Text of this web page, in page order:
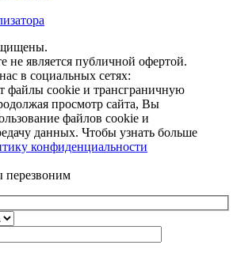
не является публичной офертой.
в социальных сетях:
файлы cookie и трансграничную
просмотр сайта, Вы
файлов cookie и
данных. Чтобы узнать больше
конфиденциальности
перезвоним